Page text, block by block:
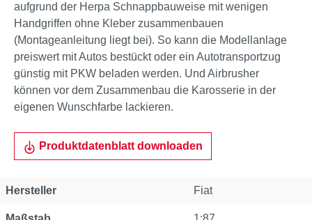
aufgrund der Herpa Schnappbauweise mit wenigen
Handgriffen ohne Kleber zusammenbauen
(Montageanleitung liegt bei). So kann die Modellanlage
preiswert mit Autos bestückt oder ein Autotransportzug
günstig mit PKW beladen werden. Und Airbrusher
können vor dem Zusammenbau die Karosserie in der
eigenen Wunschfarbe lackieren.
Produktdatenblatt downloaden
Hersteller Fiat